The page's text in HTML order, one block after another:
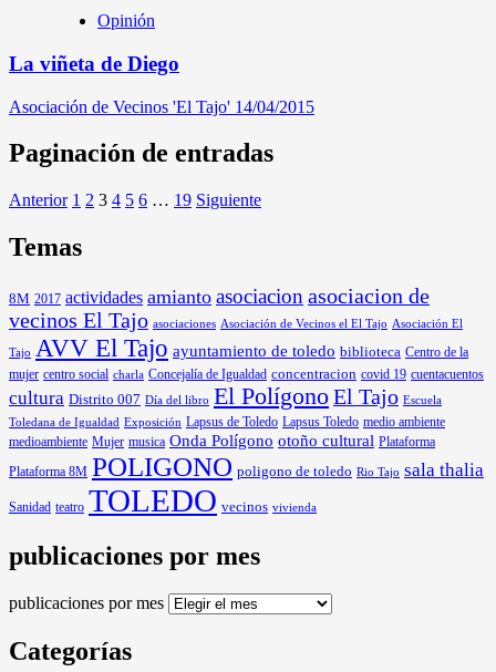
Opinión
La viñeta de Diego
Asociación de Vecinos 'El Tajo' 14/04/2015
Paginación de entradas
Anterior 1 2 3 4 5 6 … 19 Siguiente
Temas
8M 2017 actividades amianto asociacion asociacion de
vecinos El Tajo asociaciones Asociación de Vecinos el El Tajo Asociación El
Tajo AVV El Tajo ayuntamiento de toledo biblioteca Centro de la
mujer centro social charla Concejalía de Igualdad concentracion covid 19 cuentacuentos
cultura Distrito 007 Día del libro El PolígonoEl Tajo Escuela
Toledana de Igualdad Exposición Lapsus de Toledo Lapsus Toledo medio ambiente
medioambiente Mujer musica Onda Polígono otoño cultural Plataforma
Plataforma 8M POLIGONO poligono de toledo Rio Tajo sala thalia
Sanidad teatro TOLEDO vecinos vivienda
publicaciones por mes
publicaciones por mes
Categorías